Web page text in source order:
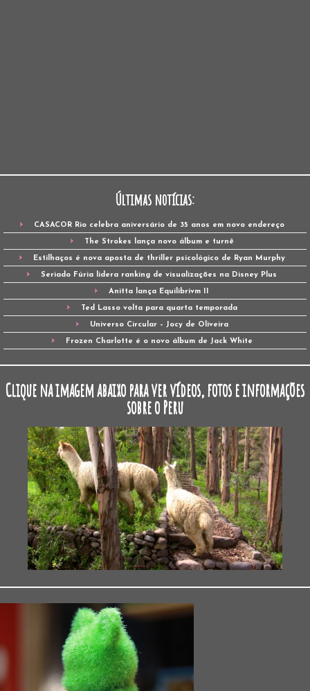
Últimas notícias:
CASACOR Rio celebra aniversário de 35 anos em novo endereço
The Strokes lança novo álbum e turnê
Estilhaços é nova aposta de thriller psicológico de Ryan Murphy
Seriado Fúria lidera ranking de visualizações na Disney Plus
Anitta lança Equilibrivm II
Ted Lasso volta para quarta temporada
Universo Circular – Jocy de Oliveira
Frozen Charlotte é o novo álbum de Jack White
Clique na imagem abaixo para ver vídeos, fotos e informações
sobre o Peru